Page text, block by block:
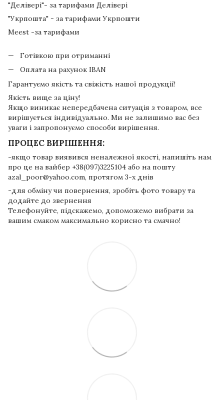
"Делівері"- за тарифами Делівері
"Укрпошта" - за тарифами Укрпошти
Meest -за тарифами
Готівкою при отриманні
Оплата на рахунок IBAN
Гарантуємо якість та свіжість нашої продукції!
Якість вище за ціну!
Якщо виникає непередбачена ситуація з товаром, все
вирішується індивідуально. Ми не залишимо вас без
уваги і запропонуємо способи вирішення.
ПРОЦЕС ВИРІШЕННЯ:
-якщо товар виявився неналежної якості, напишіть нам
про це на вайбер +38(097)3225104 або на пошту
azal_poor@yahoo.com, протягом 3-х днів
-для обміну чи повернення, зробіть фото товару та
додайте до звернення
Телефонуйте, підскажемо, допоможемо вибрати за
вашим смаком максимально корисно та смачно!